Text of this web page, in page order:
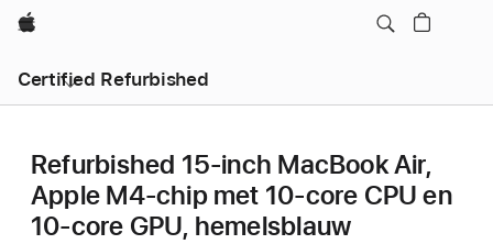
Apple
Certified Refurbished
Refurbished 15-inch MacBook Air,
Apple M4-chip met 10‑core CPU en
10‑core GPU, hemelsblauw